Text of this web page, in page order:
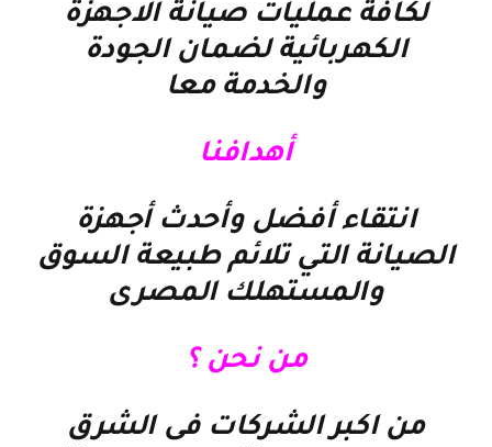
لكافة عمليات صيانة الاجهزة
الكهربائية لضمان الجودة
والخدمة معا
أهدافنا
انتقاء أفضل وأحدث أجهزة
الصيانة التي تلائم طبيعة السوق
والمستهلك المصرى
من نحن ؟
من اكبر الشركات فى الشرق